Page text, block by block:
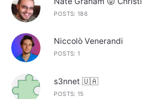
POSTS: 186
Niccolò Venerandi
POSTS: 1
s3nnet 🇺🇦
POSTS: 15